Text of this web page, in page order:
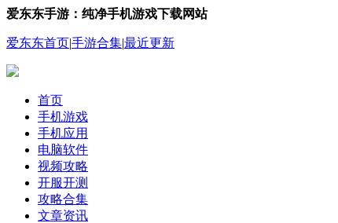
爱东东手游：纯净手机游戏下载网站
爱东东首页|手游合集|最近更新
首页
手机游戏
手机应用
电脑软件
视频攻略
开服开测
攻略合集
文章资讯